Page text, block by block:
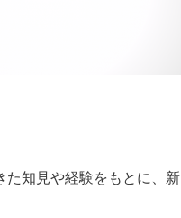
た知見や経験をもとに、新